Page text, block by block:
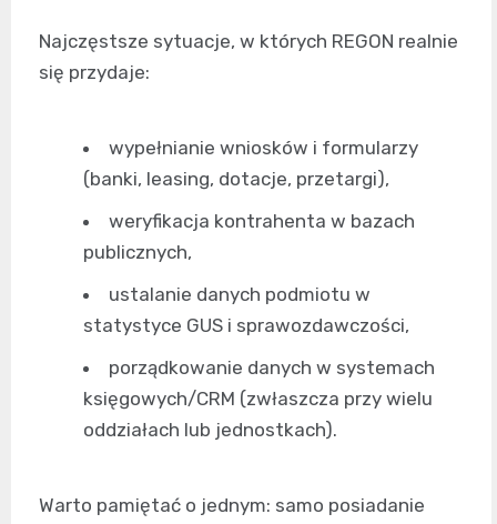
Najczęstsze sytuacje, w których REGON realnie
się przydaje:
wypełnianie wniosków i formularzy
(banki, leasing, dotacje, przetargi),
weryfikacja kontrahenta w bazach
publicznych,
ustalanie danych podmiotu w
statystyce GUS i sprawozdawczości,
porządkowanie danych w systemach
księgowych/CRM (zwłaszcza przy wielu
oddziałach lub jednostkach).
Warto pamiętać o jednym: samo posiadanie